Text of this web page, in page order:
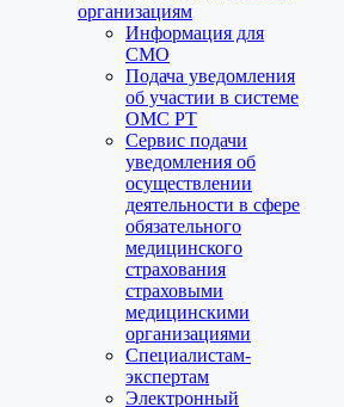
организациям
Информация для
СМО
Подача уведомления
об участии в системе
ОМС РТ
Сервис подачи
уведомления об
осуществлении
деятельности в сфере
обязательного
медицинского
страхования
страховыми
медицинскими
организациями
Специалистам-
экспертам
Электронный